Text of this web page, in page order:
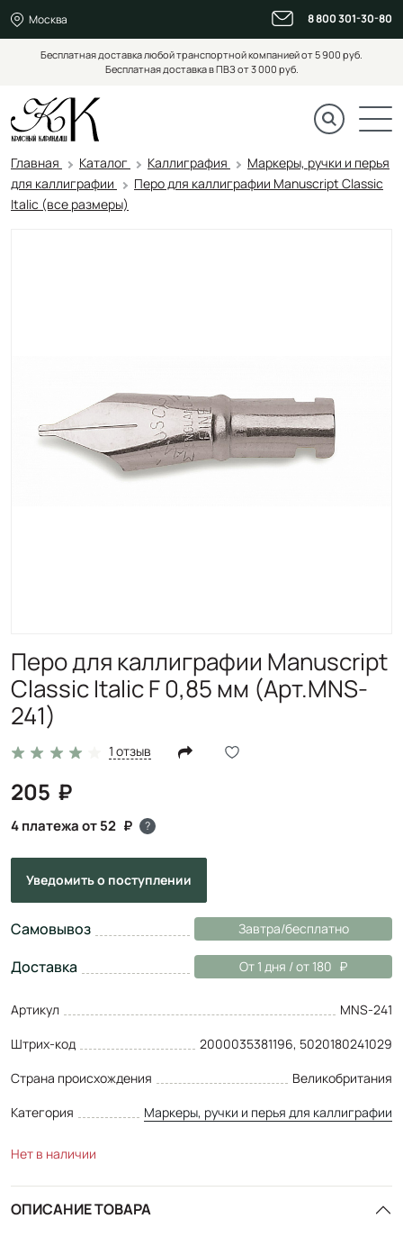
Москва 8 800 301-30-80
Бесплатная доставка любой транспортной компанией от 5 900 руб.
Бесплатная доставка в ПВЗ от 3 000 руб.
Главная Каталог Каллиграфия
Маркеры, ручки и перья
для каллиграфии
Перо для каллиграфии Manuscript Classic
Italic (все размеры)
Перо для каллиграфии Manuscript
Classic Italic F 0,85 мм (Арт.MNS-
241)
1 отзыв
205
4 платежа от 52 ?
Уведомитьо поступлении
Самовывоз Завтра/бесплатно
Доставка От 1 дня / от 180
Артикул
MNS-241
Штрих-код
2000035381196, 5020180241029
Страна происхождения
Великобритания
Категория
Маркеры, ручки и перья для каллиграфии
Нет в наличии
ОПИСАНИЕ ТОВАРА